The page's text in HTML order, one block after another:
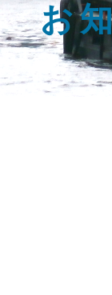
お